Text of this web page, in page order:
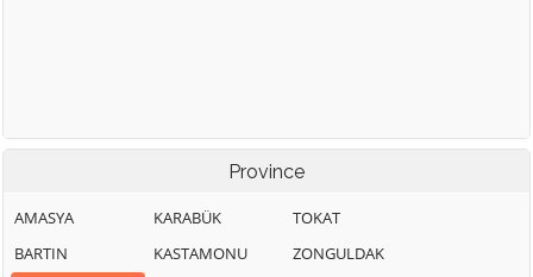
Province
AMASYA
BARTIN
KARABÜK
KASTAMONU
TOKAT
ZONGULDAK